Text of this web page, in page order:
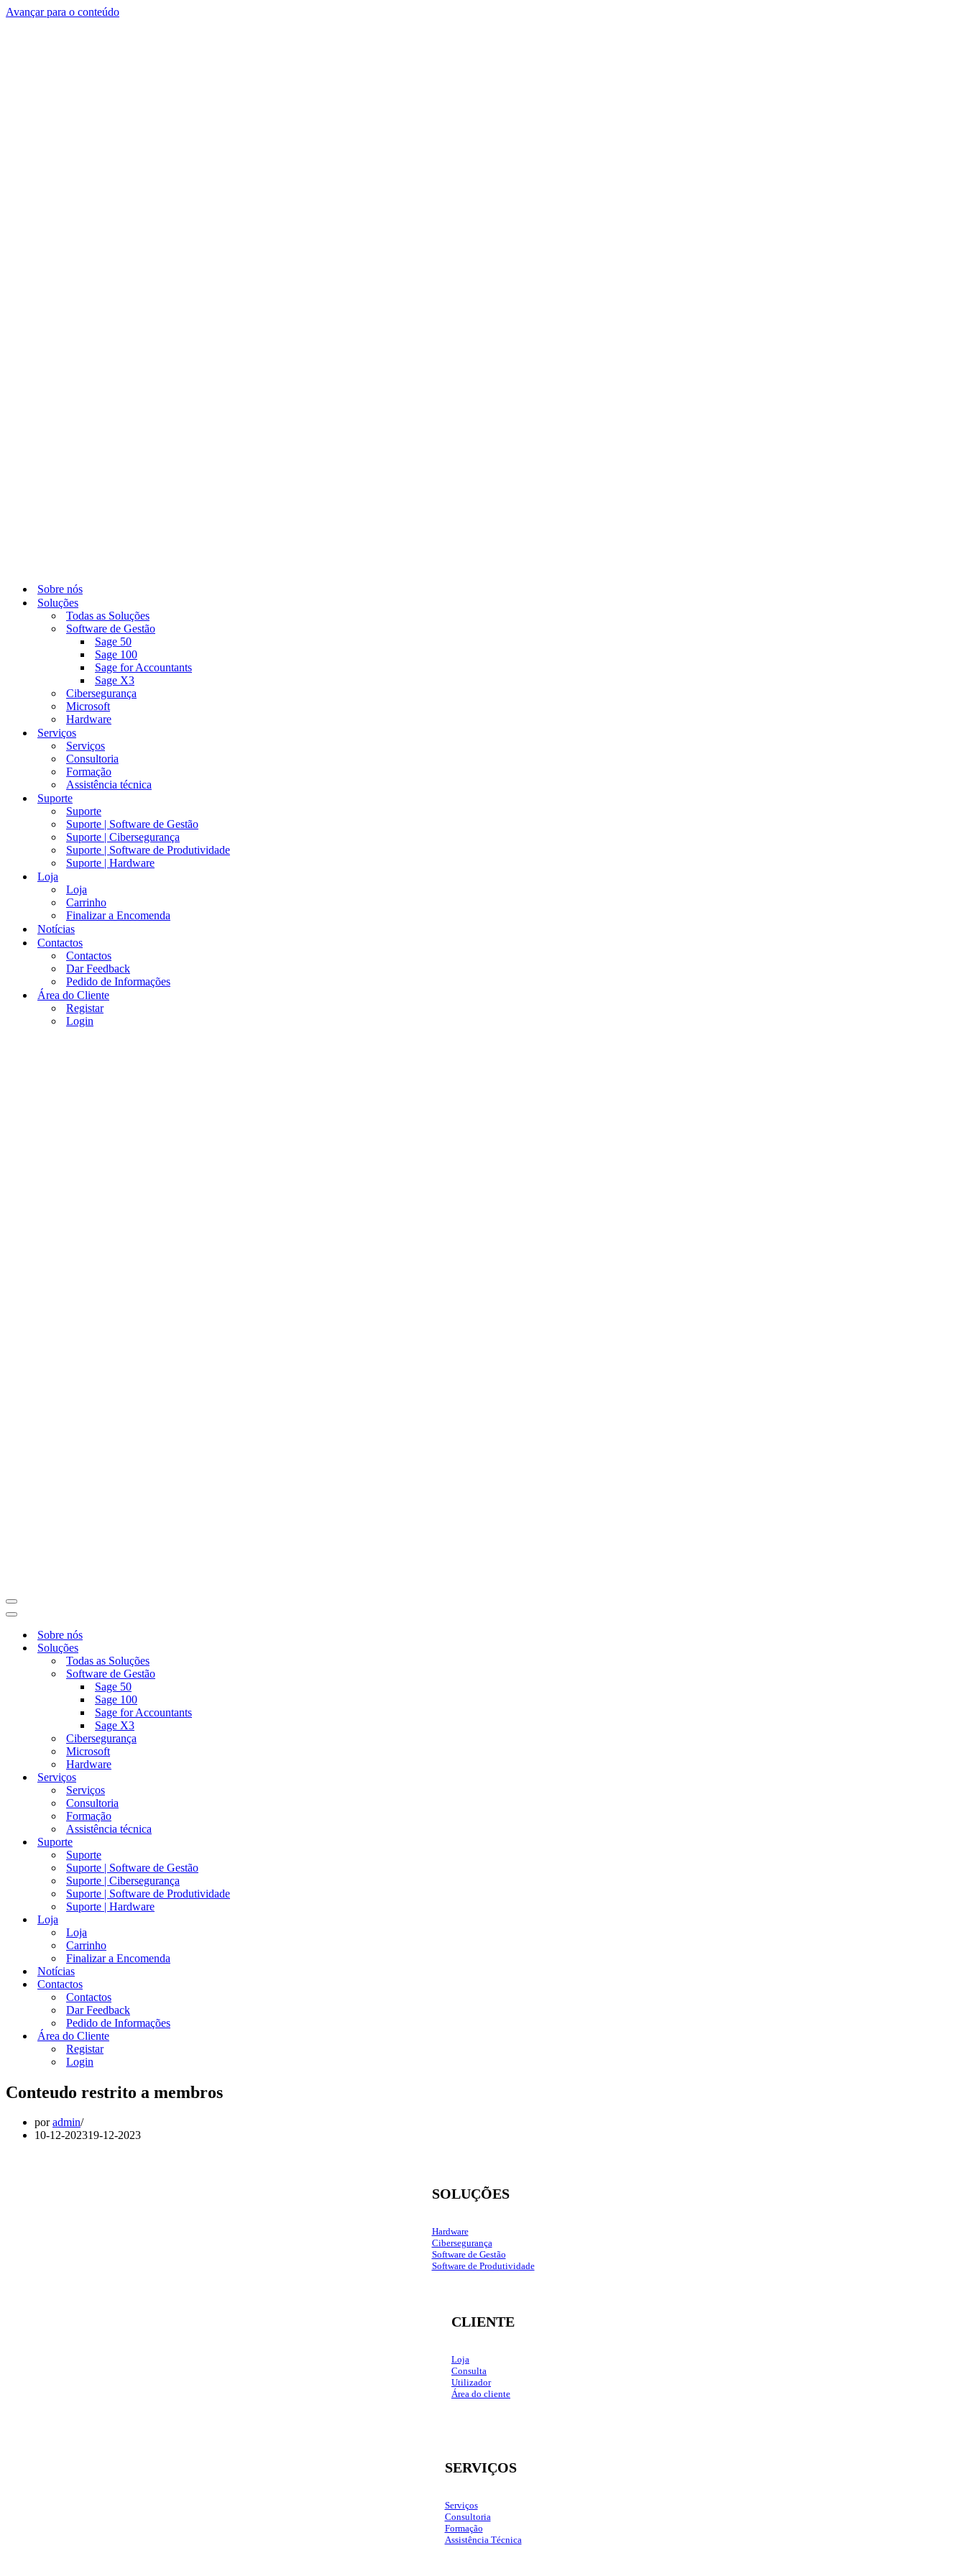
Avançar para o conteúdo
Sobre nós
Soluções
Todas as Soluções
Software de Gestão
Sage 50
Sage 100
Sage for Accountants
Sage X3
Cibersegurança
Microsoft
Hardware
Serviços
Serviços
Consultoria
Formação
Assistência técnica
Suporte
Suporte
Suporte | Software de Gestão
Suporte | Cibersegurança
Suporte | Software de Produtividade
Suporte | Hardware
Loja
Loja
Carrinho
Finalizar a Encomenda
Notícias
Contactos
Contactos
Dar Feedback
Pedido de Informações
Área do Cliente
Registar
Login
Menu
de
Menu
navegaçãoSobre nós
Soluções
Todas as Soluções
Software de Gestão
Sage 50
Sage 100
Sage for Accountants
Sage X3
Cibersegurança
Microsoft
Hardware
Serviços
Serviços
Consultoria
Formação
Assistência técnica
Suporte
Suporte
Suporte | Software de Gestão
Suporte | Cibersegurança
Suporte | Software de Produtividade
Suporte | Hardware
Loja
Loja
Carrinho
Finalizar a Encomenda
Notícias
Contactos
Contactos
Dar Feedback
Pedido de Informações
Área do Cliente
Registar
Login
Conteudo restrito a membros
poradmin
10-12-202319-12-2023
SOLUÇÕES
Hardware
Cibersegurança
Software de Gestão
Software de Produtividade
CLIENTE
Loja
Consulta
Utilizador
Área do cliente
SERVIÇOS
Serviços
Consultoria
Formação
Assistência Técnica